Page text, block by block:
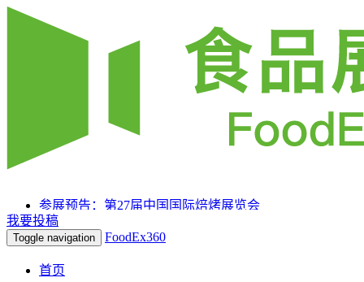
参展预告：第27届中国国际焙烤展览会
参展预告：SIAL 西雅国际食品和饮料展览会（上海）
参展预告：2025HOTELEX上海国际酒店及餐饮业博览
会
我要投稿
Toggle navigation FoodEx360
首页